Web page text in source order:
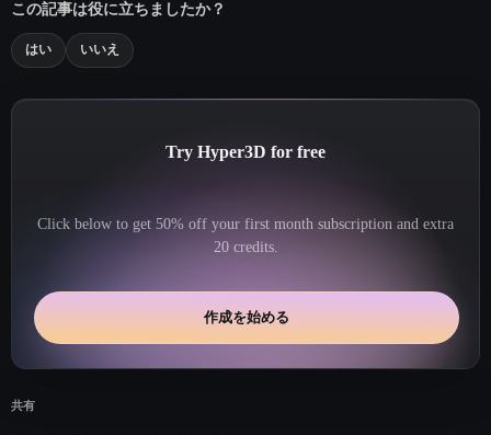
この記事は役に立ちましたか？
はい いいえ
Try Hyper3D for free
Click below to get 50% off your first month subscription and extra
20 credits.
作成を始める
共有